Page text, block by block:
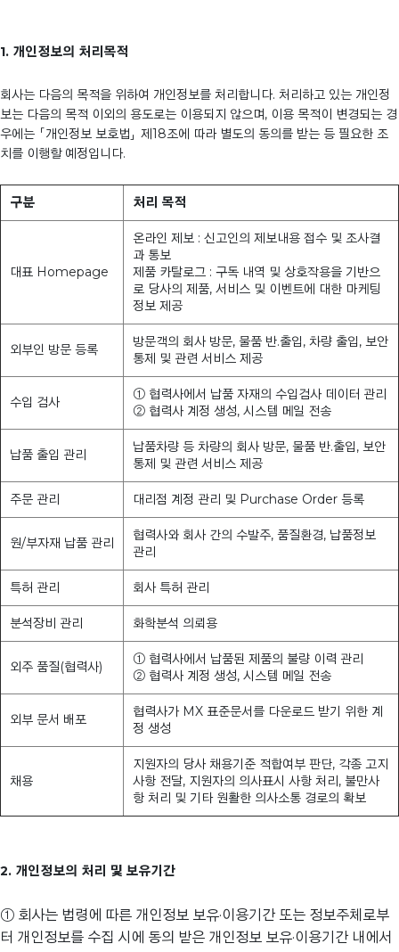
1. 개인정보의 처리목적
회사는 다음의 목적을 위하여 개인정보를 처리합니다. 처리하고 있는 개인정
보는 다음의 목적 이외의 용도로는 이용되지 않으며, 이용 목적이 변경되는 경
우에는 「개인정보 보호법」 제18조에 따라 별도의 동의를 받는 등 필요한 조
치를 이행할 예정입니다.
구분 처리 목적
대표 Homepage
온라인 제보 : 신고인의 제보내용 접수 및 조사결
과 통보
제품 카탈로그 : 구독 내역 및 상호작용을 기반으
로 당사의 제품, 서비스 및 이벤트에 대한 마케팅
정보 제공
외부인 방문 등록
방문객의 회사 방문, 물품 반.출입, 차량 출입, 보안
통제 및 관련 서비스 제공
수입 검사
① 협력사에서 납품 자재의 수입검사 데이터 관리
② 협력사 계정 생성, 시스템 메일 전송
납품 출입 관리
납품차량 등 차량의 회사 방문, 물품 반.출입, 보안
통제 및 관련 서비스 제공
주문 관리 대리점 계정 관리 및 Purchase Order 등록
원/부자재 납품 관리
협력사와 회사 간의 수발주, 품질환경, 납품정보
관리
특허 관리 회사 특허 관리
분석장비 관리 화학분석 의뢰용
외주 품질(협력사)
① 협력사에서 납품된 제품의 불량 이력 관리
② 협력사 계정 생성, 시스템 메일 전송
외부 문서 배포
협력사가 MX 표준문서를 다운로드 받기 위한 계
정 생성
채용
지원자의 당사 채용기준 적합여부 판단, 각종 고지
사항 전달, 지원자의 의사표시 사항 처리, 불만사
항 처리 및 기타 원활한 의사소통 경로의 확보
2. 개인정보의 처리 및 보유기간
① 회사는 법령에 따른 개인정보 보유·이용기간 또는 정보주체로부
터 개인정보를 수집 시에 동의 받은 개인정보 보유·이용기간 내에서